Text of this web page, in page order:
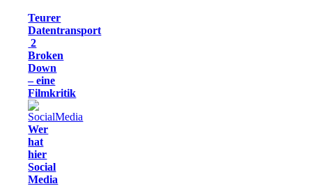
Teurer
Datentransport
2
Broken
Down
– eine
Filmkritik
Wer
hat
hier
Social
Media